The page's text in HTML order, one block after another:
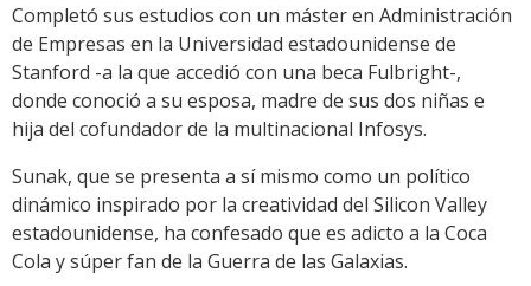
Completó sus estudios con un máster en Administración
de Empresas en la Universidad estadounidense de
Stanford -a la que accedió con una beca Fulbright-,
donde conoció a su esposa, madre de sus dos niñas e
hija del cofundador de la multinacional Infosys.
Sunak, que se presenta a sí mismo como un político
dinámico inspirado por la creatividad del Silicon Valley
estadounidense, ha confesado que es adicto a la Coca
Cola y súper fan de la Guerra de las Galaxias.